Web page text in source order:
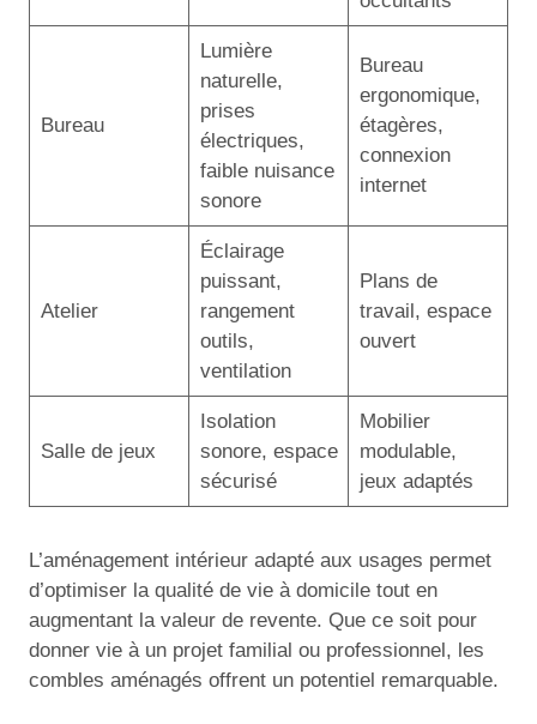
Bureau
Lumière
naturelle,
prises
électriques,
faible nuisance
sonore
Bureau
ergonomique,
étagères,
connexion
internet
Atelier
Éclairage
puissant,
rangement
outils,
ventilation
Plans de
travail, espace
ouvert
Salle de jeux
Isolation
sonore, espace
sécurisé
Mobilier
modulable,
jeux adaptés
L’aménagement intérieur adapté aux usages permet
d’optimiser la qualité de vie à domicile tout en
augmentant la valeur de revente. Que ce soit pour
donner vie à un projet familial ou professionnel, les
combles aménagés offrent un potentiel remarquable.